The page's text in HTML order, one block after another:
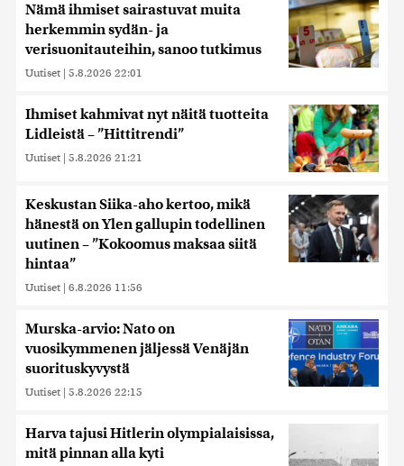
Nämä ihmiset sairastuvat muita
herkemmin sydän- ja
verisuonitauteihin, sanoo tutkimus
Uutiset | 5.8.2026 22:01
Ihmiset kahmivat nyt näitä tuotteita
Lidleistä – ”Hittitrendi”
Uutiset | 5.8.2026 21:21
Keskustan Siika-aho kertoo, mikä
hänestä on Ylen gallupin todellinen
uutinen – ”Kokoomus maksaa siitä
hintaa”
Uutiset | 6.8.2026 11:56
Murska-arvio: Nato on
vuosikymmenen jäljessä Venäjän
suorituskyvystä
Uutiset | 5.8.2026 22:15
Harva tajusi Hitlerin olympialaisissa,
mitä pinnan alla kyti